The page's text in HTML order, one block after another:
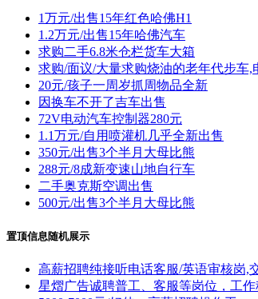
1万元/出售15年红色哈佛H1
1.2万元/出售15年哈佛汽车
求购二手6.8米仓栏货车大箱
求购/面议/大量求购烧油的老年代步车,
20元/孩子一周岁抓周物品全新
因换车不开了吉车出售
72V电动汽车控制器280元
1.1万元/自用喷灌机几乎全新出售
350元/出售3个半月大母比熊
288元/8成新变速山地自行车
二手奥克斯空调出售
500元/出售3个半月大母比熊
置顶信息随机展示
高薪招聘纯接听电话客服/英语审核岗,
星熠广告诚聘普工、客服等岗位，工